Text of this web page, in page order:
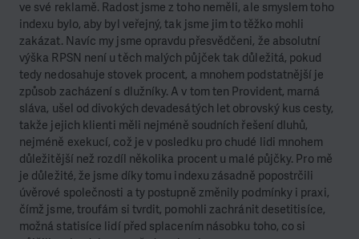
ve své reklamě. Radost jsme z toho neměli, ale smyslem toho
indexu bylo, aby byl veřejný, tak jsme jim to těžko mohli
zakázat. Navíc my jsme opravdu přesvědčeni, že absolutní
výška RPSN není u těch malých půjček tak důležitá, pokud
tedy nedosahuje stovek procent, a mnohem podstatnější je
způsob zacházení s dlužníky. A v tom ten Provident, marná
sláva, ušel od divokých devadesátých let obrovský kus cesty,
takže jejich klienti měli nejméně soudních řešení dluhů,
nejméně exekucí, což je v posledku pro chudé lidi mnohem
důležitější než rozdíl několika procent u malé půjčky. Pro mě
je důležité, že jsme díky tomu indexu zásadně popostrčili
úvěrové společnosti a ty postupně změnily podmínky i praxi,
čímž jsme, troufám si tvrdit, pomohli zachránit desetitisíce,
možná statisíce lidí před splacením násobku toho, co si